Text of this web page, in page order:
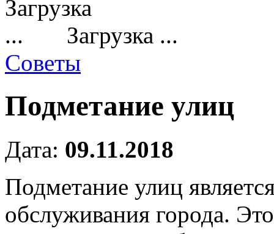
Загрузка ...
Советы
Подметание улиц
Дата: 09.11.2018
Подметание улиц
обслуживания города.